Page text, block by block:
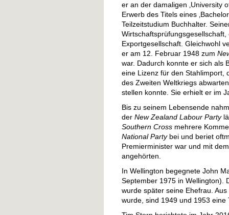
er an der damaligen ‚University
Erwerb des Titels eines
Teilzeitstudium Buchhalter.
Exportgesellschaft. Gleichwohl
er am 12. Februar 1948 zum
war. Dadurch konnte er sich als
eine Lizenz für den Stahlimport,
des Zweiten Weltkriegs
stellen konnte. Sie erhielt er im
Bis zu seinem Lebensende
der New Zealand Labour Party
Southern Crossmehrere
National Partybei und beriet
Premierminister war und mit
angehörten.
In Wellington begegnete John
September 1975 in Wellington).
wurde später seine Ehefrau.
wurde, sind 1949 und 1953